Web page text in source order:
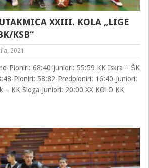
XXIII. KOLA „LIGE
KSB“
2021
Pioniri: 68:40-Juniori: 55:59 KK Iskra – ŠK
Pioniri: 58:82-Predpioniri: 16:40-Juniori:
– KK Sloga-Juniori: 20:00 XX KOLO KK